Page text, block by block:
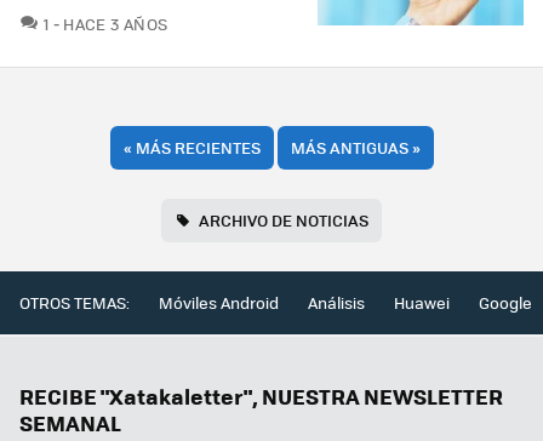
1 COMENTARIOS
HACE 3 AÑOS
« MÁS RECIENTES MÁS ANTIGUAS»
ARCHIVO DE NOTICIAS
OTROS TEMAS: Móviles Android Análisis Huawei Google
RECIBE "Xatakaletter", NUESTRA NEWSLETTER
SEMANAL